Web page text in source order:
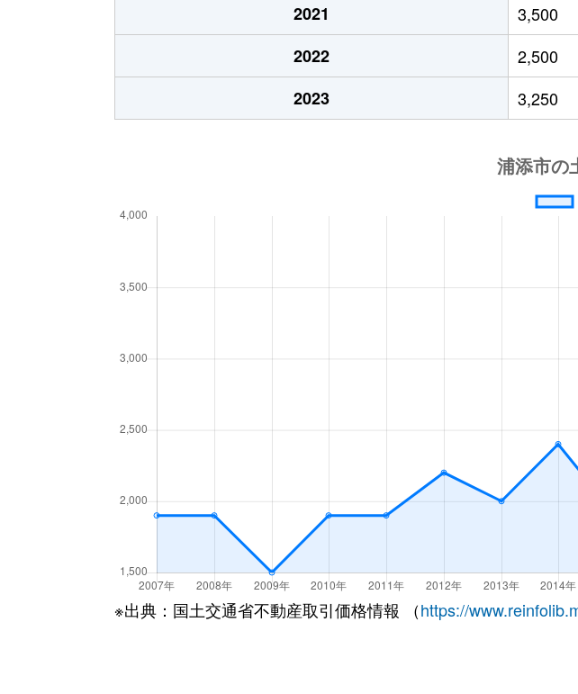
2021
3,500
2022
2,500
2023
3,250
※出典：国土交通省不動産取引価格情報 （https://